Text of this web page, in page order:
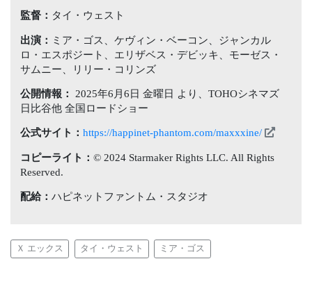
監督： タイ・ウェスト
出演： ミア・ゴス、ケヴィン・ベーコン、ジャンカル
ロ・エスポジート、エリザベス・デビッキ、モーゼス・
サムニー、リリー・コリンズ
公開情報：
2025年6月6日 金曜日 より、TOHOシネマズ
日比谷他 全国ロードショー
公式サイト：https://happinet-phantom.com/maxxxine/
コピーライト：© 2024 Starmaker Rights LLC. All Rights
Reserved.
配給：ハピネットファントム・スタジオ
Ｘ エックス タイ・ウェスト ミア・ゴス